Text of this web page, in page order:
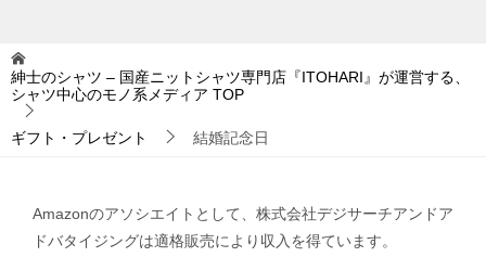
紳士のシャツ – 国産ニットシャツ専門店『ITOHARI』が運営する、
シャツ中心のモノ系メディア TOP
ギフト・プレゼント 結婚記念日
Amazonのアソシエイトとして、株式会社デジサーチアンドア
ドバタイジングは適格販売により収入を得ています。